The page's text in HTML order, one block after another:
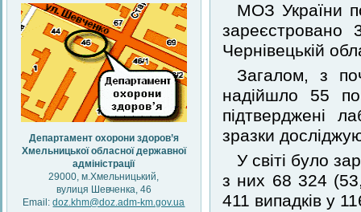
Департамент охорони здоров’я
Хмельницької обласної державної
адміністрації
29000, м.Хмельницький,
вулиця Шевченка, 46
Email:doz.khm@doz.adm-km.gov.ua
МОЗ України
зареєстровано
Чернівецькій
Загалом, з
надійшло 55
підтверджені
зразки
У світі було
з них 68 324
411 випадків у